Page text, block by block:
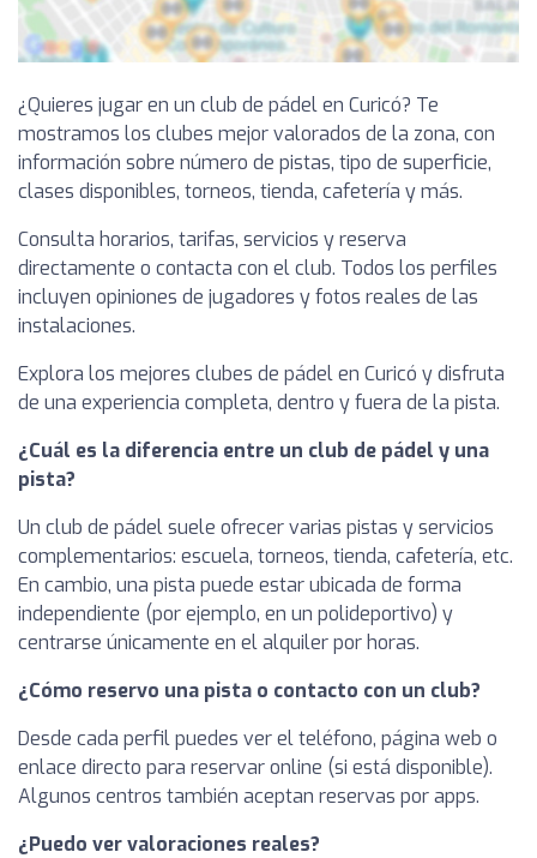
¿Quieres jugar en un club de pádel en Curicó? Te
mostramos los clubes mejor valorados de la zona, con
información sobre número de pistas, tipo de superficie,
clases disponibles, torneos, tienda, cafetería y más.
Consulta horarios, tarifas, servicios y reserva
directamente o contacta con el club. Todos los perfiles
incluyen opiniones de jugadores y fotos reales de las
instalaciones.
Explora los mejores clubes de pádel en Curicó y disfruta
de una experiencia completa, dentro y fuera de la pista.
¿Cuál es la diferencia entre un club de pádel y una
pista?
Un club de pádel suele ofrecer varias pistas y servicios
complementarios: escuela, torneos, tienda, cafetería, etc.
En cambio, una pista puede estar ubicada de forma
independiente (por ejemplo, en un polideportivo) y
centrarse únicamente en el alquiler por horas.
¿Cómo reservo una pista o contacto con un club?
Desde cada perfil puedes ver el teléfono, página web o
enlace directo para reservar online (si está disponible).
Algunos centros también aceptan reservas por apps.
¿Puedo ver valoraciones reales?